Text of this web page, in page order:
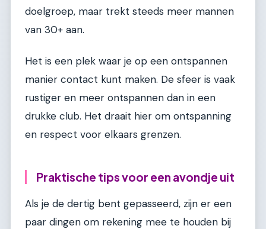
doelgroep, maar trekt steeds meer mannen
van 30+ aan.
Het is een plek waar je op een ontspannen
manier contact kunt maken. De sfeer is vaak
rustiger en meer ontspannen dan in een
drukke club. Het draait hier om ontspanning
en respect voor elkaars grenzen.
Praktische tips voor een avondje uit
Als je de dertig bent gepasseerd, zijn er een
paar dingen om rekening mee te houden bij